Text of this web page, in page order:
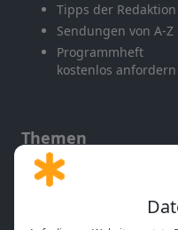
Tipps der Redaktion
Sendungen von A-Z
Programmheft
kostenlos anfordern
Themen
Gott und Bibel erklärt